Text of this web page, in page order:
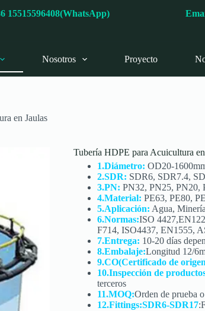
15515596408(WhatsApp)
Nosotros Proyecto
en Jaulas
Tubería HDPE para Acuicultura
1.Diámetro: OD20-
2.SDR: SDR6, SDR7.4,
3.PN: PN32, PN25, PN20,
4.Material: PE63, PE80,
5.Aplicación: Agua,
6.Normas:ISO
F714, ISO4437, EN1555,
7.Entrega: 10-20 días
8.Embalaje:Longitud 12/
9.CO(Certificado de
10.Inspección de
terceros
11.MOQ:Orden de prueba
12.Fittings:SDR6-SDR17